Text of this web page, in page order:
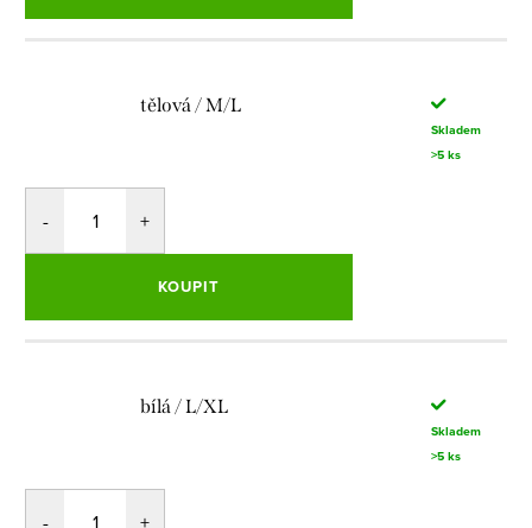
tělová / M/L
Skladem
>5 ks
KOUPIT
bílá / L/XL
Skladem
>5 ks